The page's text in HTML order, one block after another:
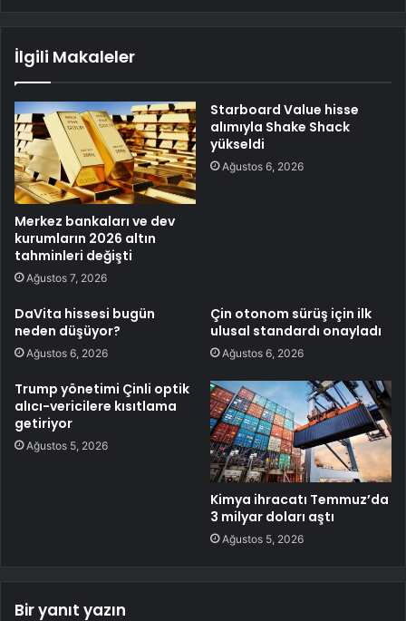
İlgili Makaleler
Merkez bankaları ve dev
kurumların 2026 altın
tahminleri değişti
Ağustos 7, 2026
Starboard Value hisse
alımıyla Shake Shack
yükseldi
Ağustos 6, 2026
DaVita hissesi bugün
neden düşüyor?
Ağustos 6, 2026
Çin otonom sürüş için ilk
ulusal standardı onayladı
Ağustos 6, 2026
Trump yönetimi Çinli optik
alıcı-vericilere kısıtlama
getiriyor
Ağustos 5, 2026
Kimya ihracatı Temmuz’da
3 milyar doları aştı
Ağustos 5, 2026
Bir yanıt yazın